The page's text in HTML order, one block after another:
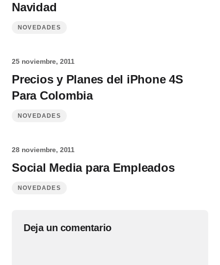
Navidad
NOVEDADES
25 noviembre, 2011
Precios y Planes del iPhone 4S
Para Colombia
NOVEDADES
28 noviembre, 2011
Social Media para Empleados
NOVEDADES
Deja un comentario